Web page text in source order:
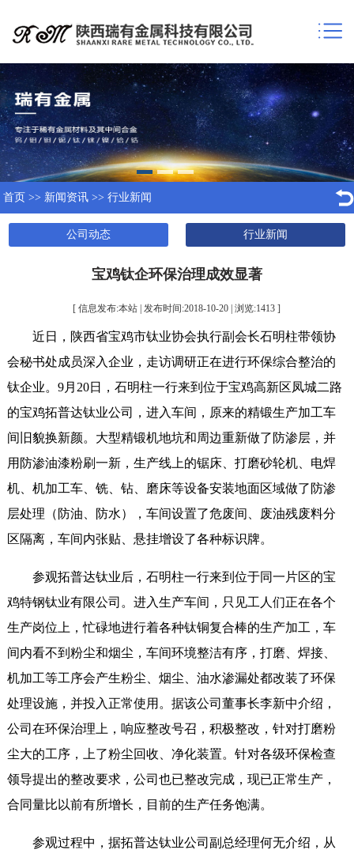
首页 >> 新闻资讯 >> 行业新闻
公司动态 行业新闻
宝鸡钛企环保治理成效显著
[ 信息发布:本站 | 发布时间:2018-10-20 | 浏览:1413 ]
近日，陕西省宝鸡市钛业协会执行副会长石明柱带领协
会秘书处成员深入企业，走访调研正在进行环保综合整治的
钛企业。9月20日，石明柱一行来到位于宝鸡高新区凤城二路
的宝鸡拓普达钛业公司，进入车间，原来的精锻生产加工车
间旧貌换新颜。大型精锻机地坑和周边重新做了防渗层，并
用防渗油漆粉刷一新，生产线上的锯床、打磨砂轮机、电焊
机、机加工车、铣、钻、磨床等设备安装地面区域做了防渗
层处理（防油、防水），车间设置了危废间、废油残废料分
区隔离，车间内张贴、悬挂增设了各种标识牌。
参观拓普达钛业后，石明柱一行来到位于同一片区的宝
鸡特钢钛业有限公司。进入生产车间，只见工人们正在各个
生产岗位上，忙碌地进行着各种钛铜复合棒的生产加工，车
间内看不到粉尘和烟尘，车间环境整洁有序，打磨、焊接、
机加工等工序会产生粉尘、烟尘、油水渗漏处都改装了环保
处理设施，并投入正常使用。据该公司董事长李新中介绍，
公司在环保治理上，响应整改号召，积极整改，针对打磨粉
尘大的工序，上了粉尘回收、净化装置。针对各级环保检查
领导提出的整改要求，公司也已整改完成，现已正常生产，
合同量比以前有所增长，目前的生产任务饱满。
参观过程中，据拓普达钛业公司副总经理何无介绍，从